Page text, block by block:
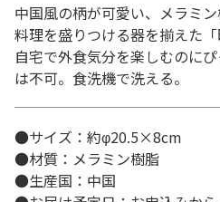
中国風の柄が可愛い、メラミ
料理を盛りつける器を揃えた
自宅で外食気分を楽しむのに
は不可。食洗機で洗える。
●サイズ：約φ20.5×8cm
●材質：メラミン樹脂
●生産国：中国